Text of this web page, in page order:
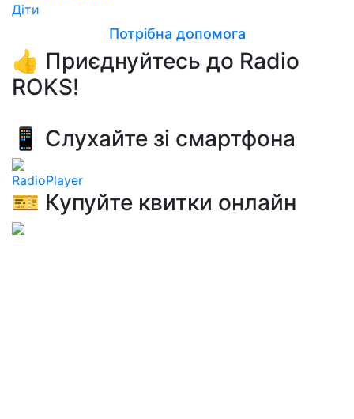
Діти
Потрібна допомога
👍 Приєднуйтесь до Radio
ROKS!
📱 Слухайте зі смартфона
RadioPlayer
🎫 Купуйте квитки онлайн